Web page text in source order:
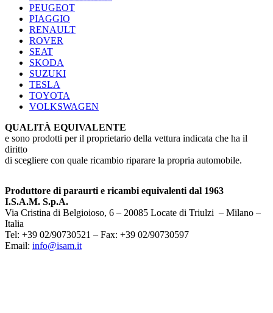
PEUGEOT
PIAGGIO
RENAULT
ROVER
SEAT
SKODA
SUZUKI
TESLA
TOYOTA
VOLKSWAGEN
QUALITÀ EQUIVALENTE
e sono prodotti per il proprietario della vettura indicata che ha il
diritto
di scegliere con quale ricambio riparare la propria automobile.
Produttore di paraurti e ricambi equivalenti dal 1963
I.S.A.M. S.p.A.
Via Cristina di Belgioioso, 6 – 20085 Locate di Triulzi – Milano –
Italia
Tel: +39 02/90730521 – Fax: +39 02/90730597
Email: info@isam.it